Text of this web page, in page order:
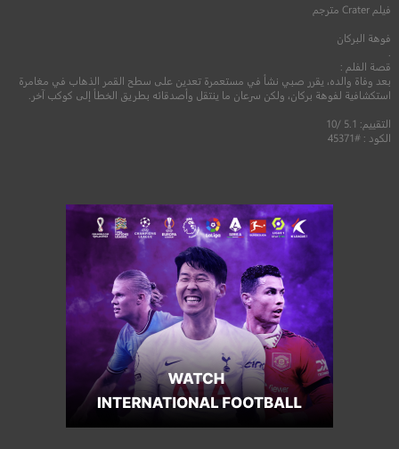
فيلم Craterمترجم
فوهة البركان
قصة الفلم :
بعد وفاة والده، يقرر صبي نشأ في مستعمرة تعدين على سطح القمر الذهاب في مغامرة
استكشافية لفوهة بركان، ولكن سرعان ما ينتقل وأصدقائه بطريق الخطأ إلى كوكب آخر.
التقييم: 5.1 /10
الكود : #45371